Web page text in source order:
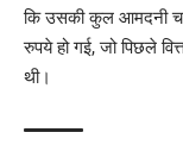
कि उसकी कुल आमदनी
रुपये हो गई, जो पिछले
थी।